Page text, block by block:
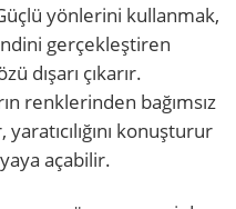
yönlerini kullanmak,
gerçekleştiren
dışarı çıkarır.
renklerinden bağımsız
konuşturur
açabilir.